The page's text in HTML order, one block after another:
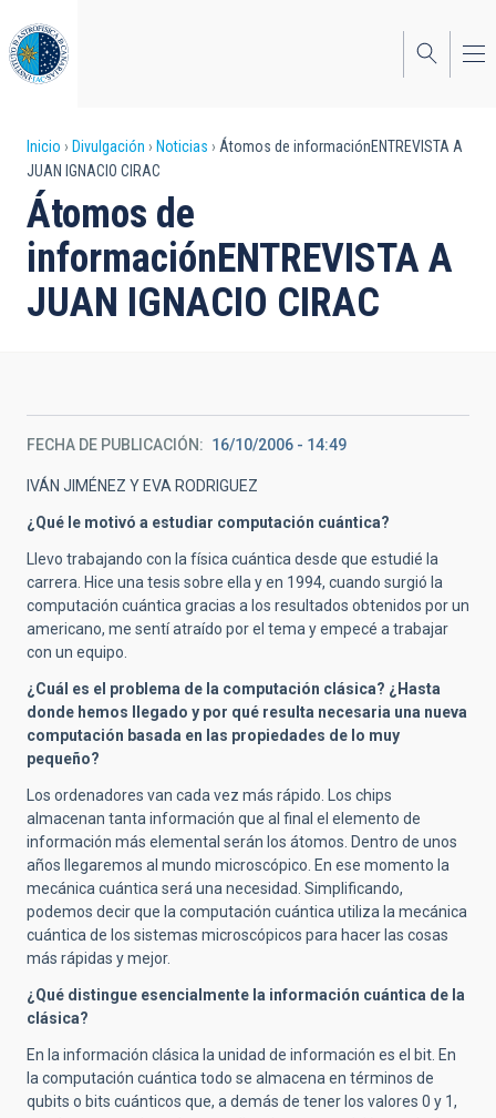
al
contenido
principal
Sobrescribir
enlaces
de
ayuda
a
Inicio Divulgación Noticias
Átomos de informaciónENTREVISTA A
JUAN IGNACIO CIRAC
Átomos de
informaciónENTREVISTA A
JUAN IGNACIO CIRAC
FECHA DE PUBLICACIÓN 16/10/2006 - 14:49
IVÁN JIMÉNEZ Y EVA RODRIGUEZ
¿Qué le motivó a estudiar computación cuántica?
Llevo trabajando con la física cuántica desde que estudié la
carrera. Hice una tesis sobre ella y en 1994, cuando surgió la
computación cuántica gracias a los resultados obtenidos por un
americano, me sentí atraído por el tema y empecé a trabajar
con un equipo.
¿Cuál es el problema de la computación clásica? ¿Hasta
donde hemos llegado y por qué resulta necesaria una nueva
computación basada en las propiedades de lo muy
pequeño?
Los ordenadores van cada vez más rápido. Los chips
almacenan tanta información que al final el elemento de
información más elemental serán los átomos. Dentro de unos
años llegaremos al mundo microscópico. En ese momento la
mecánica cuántica será una necesidad. Simplificando,
podemos decir que la computación cuántica utiliza la mecánica
cuántica de los sistemas microscópicos para hacer las cosas
más rápidas y mejor.
¿Qué distingue esencialmente la información cuántica de la
clásica?
En la información clásica la unidad de información es el bit. En
la computación cuántica todo se almacena en términos de
qubits o bits cuánticos que, a demás de tener los valores 0 y 1,